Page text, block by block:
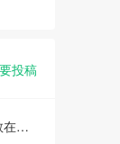
投稿
行